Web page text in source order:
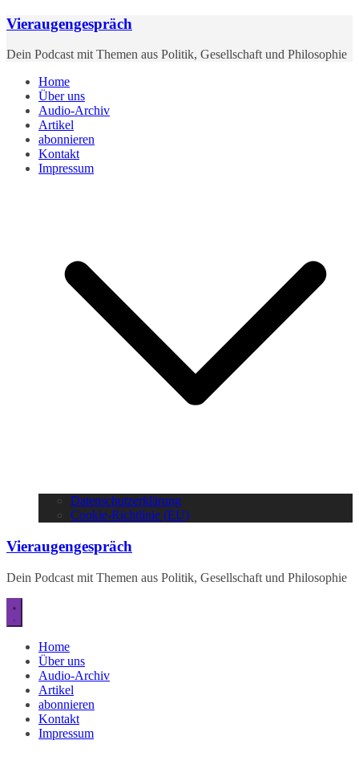
Zum
springen
Vieraugengespräch
Dein Podcast mit Themen aus Politik, Gesellschaft und Philosophie
Home
Über uns
Audio-Archiv
Artikel
abonnieren
Kontakt
Impressum
Datenschutzerklärung
Cookie-Richtlinie (EU)
Vieraugengespräch
Dein Podcast mit Themen aus Politik, Gesellschaft und Philosophie
Home
Über uns
Audio-Archiv
Artikel
abonnieren
Kontakt
Impressum